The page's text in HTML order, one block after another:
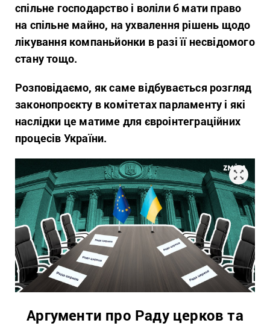
спільне господарство і воліли б мати право
на спільне майно, на ухвалення рішень щодо
лікування компаньйонки в разі її несвідомого
стану тощо.
Розповідаємо, як саме відбувається розгляд
законопроєкту в комітетах парламенту і які
наслідки це матиме для євроінтеграційних
процесів України.
Аргументи про Раду церков та